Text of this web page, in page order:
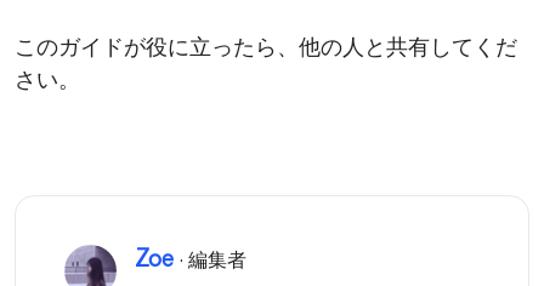
このガイドが役に立ったら、他の人と共有してくだ
さい。
Zoe· 編集者